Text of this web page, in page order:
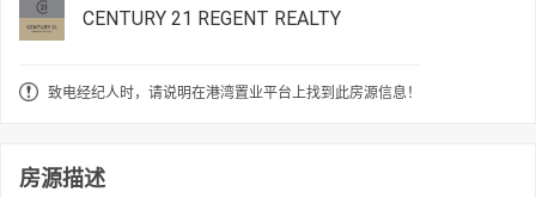
CENTURY 21 REGENT REALTY
致电经纪人时，请说明在港湾置业平台上找到此房源信息！
房源描述